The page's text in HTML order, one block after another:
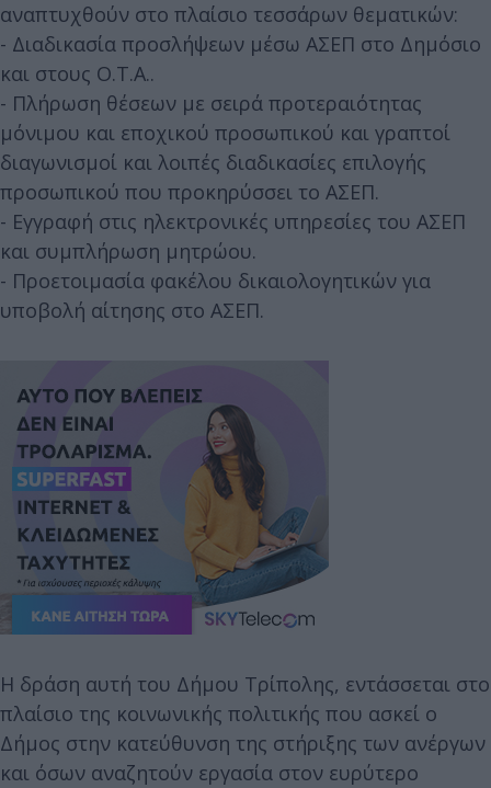
αναπτυχθούν στο πλαίσιο τεσσάρων θεματικών:
- Διαδικασία προσλήψεων μέσω ΑΣΕΠ στο Δημόσιο
και στους Ο.Τ.Α..
- Πλήρωση θέσεων με σειρά προτεραιότητας
μόνιμου και εποχικού προσωπικού και γραπτοί
διαγωνισμοί και λοιπές διαδικασίες επιλογής
προσωπικού που προκηρύσσει το ΑΣΕΠ.
- Εγγραφή στις ηλεκτρονικές υπηρεσίες του ΑΣΕΠ
και συμπλήρωση μητρώου.
- Προετοιμασία φακέλου δικαιολογητικών για
υποβολή αίτησης στο ΑΣΕΠ.
Η δράση αυτή του Δήμου Τρίπολης, εντάσσεται στο
πλαίσιο της κοινωνικής πολιτικής που ασκεί ο
Δήμος στην κατεύθυνση της στήριξης των ανέργων
και όσων αναζητούν εργασία στον ευρύτερο